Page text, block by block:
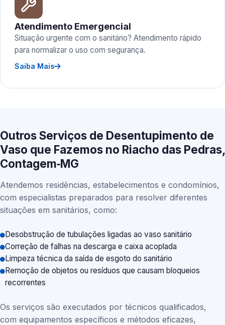
Atendimento Emergencial
Situação urgente com o sanitário? Atendimento rápido
para normalizar o uso com segurança.
Saiba Mais
Outros Serviços de Desentupimento de
Vaso que Fazemos no Riacho das Pedras,
Contagem‑MG
Atendemos residências, estabelecimentos e condomínios,
com especialistas preparados para resolver diferentes
situações em sanitários, como:
Desobstrução de tubulações ligadas ao vaso sanitário
Correção de falhas na descarga e caixa acoplada
Limpeza técnica da saída de esgoto do sanitário
Remoção de objetos ou resíduos que causam bloqueios
recorrentes
Os serviços são executados por técnicos qualificados,
com equipamentos específicos e métodos eficazes,